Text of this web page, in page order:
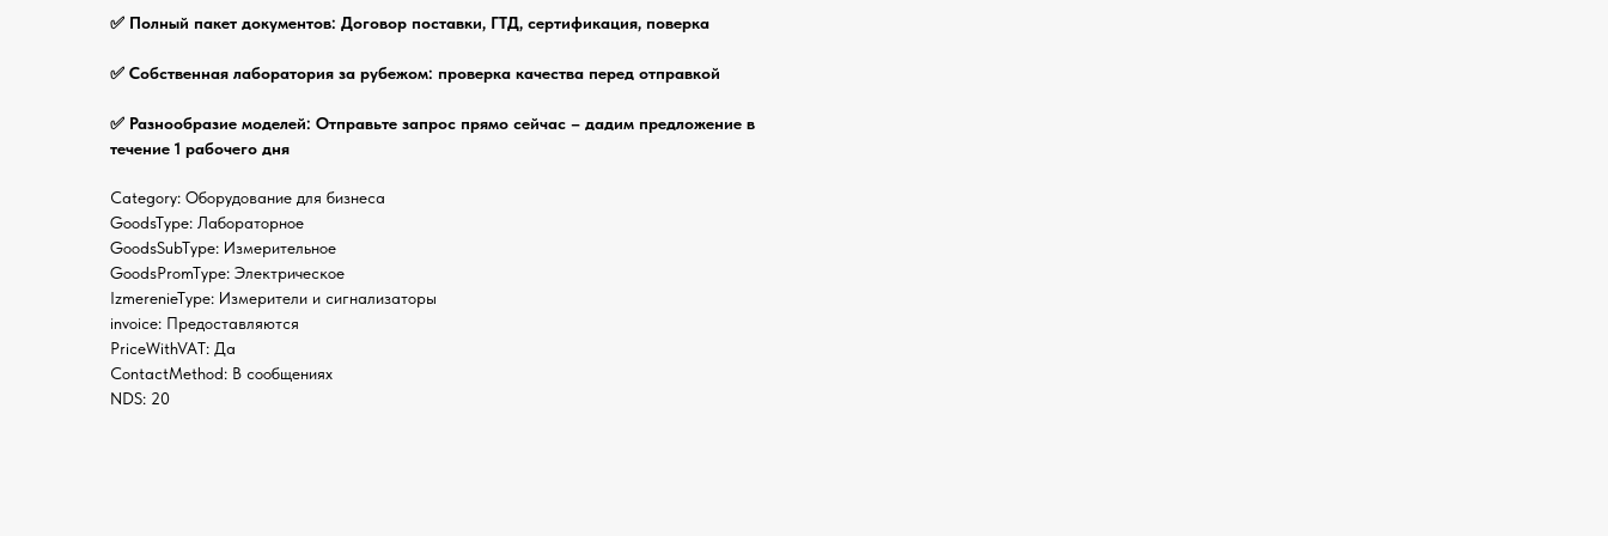
✅ Полный пакет документов: Договор поставки, ГТД, сертификация, поверка
✅ Собственная лаборатория за рубежом: проверка качества перед отправкой
✅ Разнообразие моделей: Отправьте запрос прямо сейчас – дадим предложение в
течение 1 рабочего дня
Category: Оборудование для бизнеса
GoodsType: Лабораторное
GoodsSubType: Измерительное
GoodsPromType: Электрическое
IzmerenieType: Измерители и сигнализаторы
invoice: Предоставляются
PriceWithVAT: Да
ContactMethod: В сообщениях
NDS: 20